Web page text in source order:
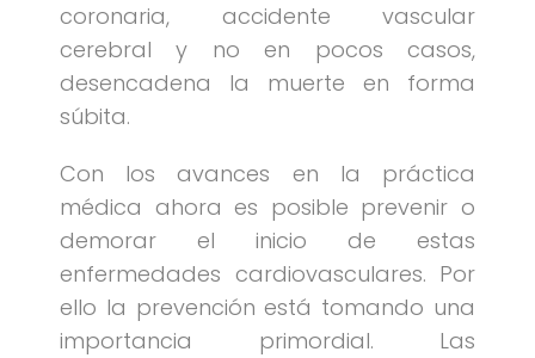
coronaria, accidente vascular
cerebral y no en pocos casos,
desencadena la muerte en forma
súbita.
Con los avances en la práctica
médica ahora es posible prevenir o
demorar el inicio de estas
enfermedades cardiovasculares. Por
ello la prevención está tomando una
importancia primordial. Las